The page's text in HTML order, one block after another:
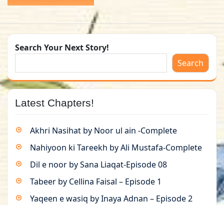
Search Your Next Story!
Search
Latest Chapters!
Akhri Nasihat by Noor ul ain -Complete
Nahiyoon ki Tareekh by Ali Mustafa-Complete
Dil e noor by Sana Liaqat-Episode 08
Tabeer by Cellina Faisal – Episode 1
Yaqeen e wasiq by Inaya Adnan – Episode 2